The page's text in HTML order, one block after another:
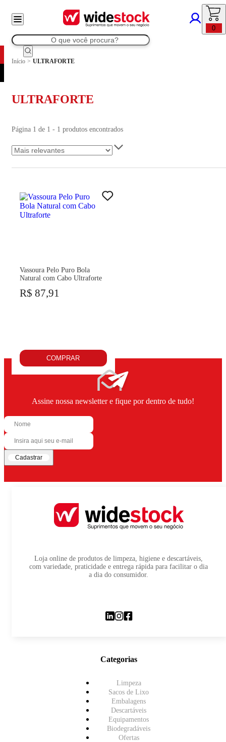
0
Início > ULTRAFORTE
ULTRAFORTE
Página 1 de 1 - 1 produtos encontrados
Vassoura Pelo Puro Bola
Natural com Cabo Ultraforte
R$ 87,91
COMPRAR
Assine nossa newsletter e fique por dentro de tudo!
Cadastrar
Loja online de produtos de limpeza, higiene e descartáveis,
com variedade, praticidade e entrega rápida para facilitar o dia
a dia do consumidor.
Categorias
Limpeza
Sacos de Lixo
Embalagens
Descartáveis
Equipamentos
Biodegradáveis
Ofertas